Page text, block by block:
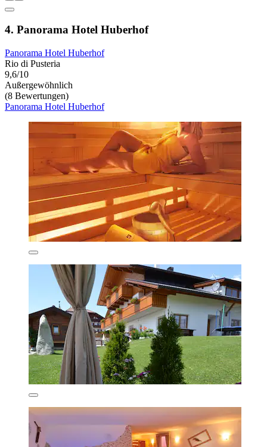
4. Panorama Hotel Huberhof
Panorama Hotel Huberhof
Rio di Pusteria
9,6/10
Außergewöhnlich
(8 Bewertungen)
Panorama Hotel Huberhof